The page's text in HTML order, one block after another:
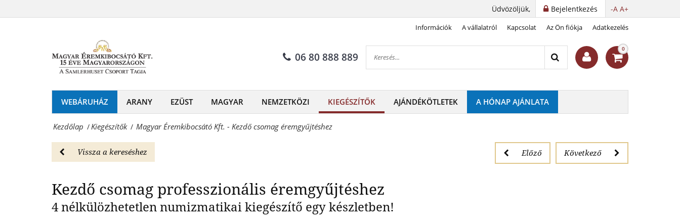
-
csomag
éremgyűjtéshez
-
Kiegészítők
Éremkibocsátó
Kft.
-A A+
Bejelentkezés
Üdvözöljük,
Információk A vállalatról Kapcsolat Az Ön fiókja Adatkezelés
06 80 888 889
0
WEBÁRUHÁZ ARANY EZÜST MAGYAR NEMZETKÖZI KIEGÉSZÍTŐK AJÁNDÉKÖTLETEK A HÓNAP AJÁNLATA
Kezdőlap /Kiegészítők / Magyar Éremkibocsátó Kft. - Kezdő csomag éremgyűjtéshez
Vissza a kereséshez Következő
Előző
Kezdő csomag professzionális éremgyűjtéshez
4 nélkülözhetetlen numizmatikai kiegészítő egy készletben!
Kezdő csomag professzionális éremgyűjtéshez
Magyar
Kft.
hivatalos
forgalmazója!